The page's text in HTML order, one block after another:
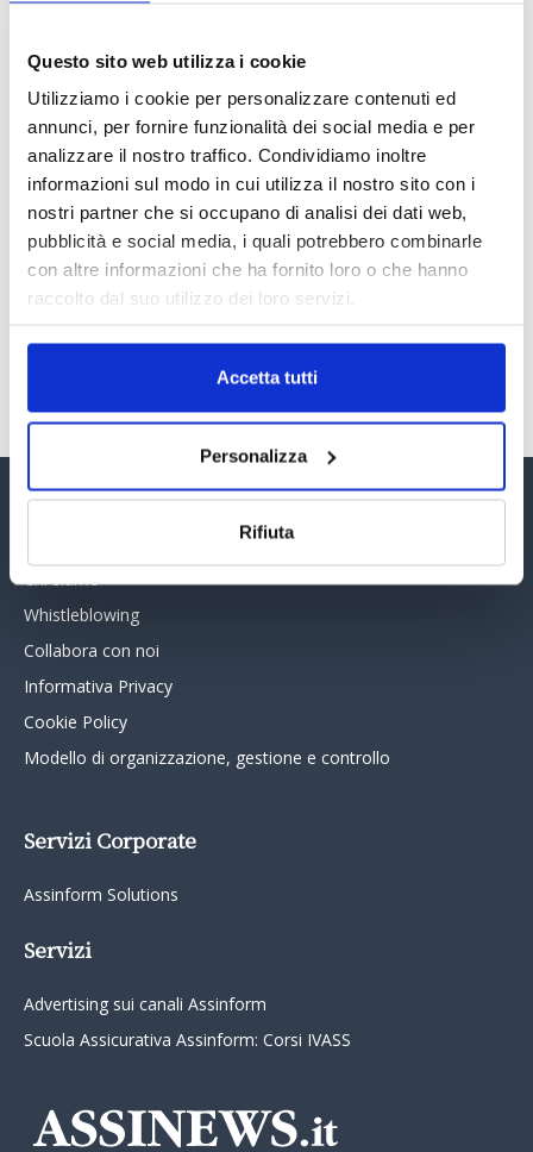
Questo sito web utilizza i cookie
Utilizziamo i cookie per personalizzare contenuti ed
annunci, per fornire funzionalità dei social media e per
analizzare il nostro traffico. Condividiamo inoltre
informazioni sul modo in cui utilizza il nostro sito con i
nostri partner che si occupano di analisi dei dati web,
pubblicità e social media, i quali potrebbero combinarle
con altre informazioni che ha fornito loro o che hanno
raccolto dal suo utilizzo dei loro servizi.
Accetta tutti
Personalizza
Rifiuta
30 Giugno 2026
Il “Modulo CAI” diventa digitale
30 Giugno 2026
PREMI 2025. I TOP TEN
30 Giugno 2026
TUTTI GLI ARTICOLI DEL MESE
Chi siamo
Whistleblowing
Collabora con noi
Informativa Privacy
Cookie Policy
Modello di organizzazione, gestione e controllo
Servizi Corporate
Assinform Solutions
Servizi
Advertising sui canali Assinform
Scuola Assicurativa Assinform: Corsi IVASS